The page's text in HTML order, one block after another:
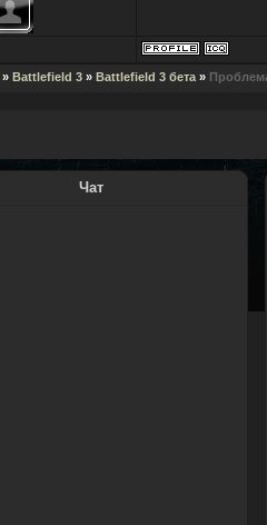
» Battlefield 3 » Battlefield 3 бета »
Чат